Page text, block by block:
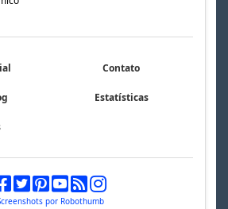
Contato
Estatísticas
por Robothumb